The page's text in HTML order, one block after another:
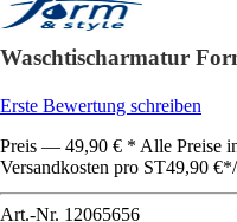
Waschtischarmatur
Erste Bewertung schreiben
Preis — 49,90 € * Alle Preise
Versandkosten pro ST49,90 €*/
Art.-Nr. 12065656